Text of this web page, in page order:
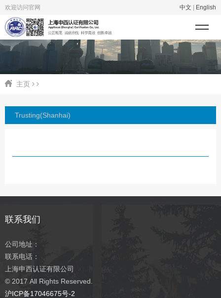
欢迎访问官网 中文 English
主页
Trusting(Shanhai)
联系我们
公司地址：
联系电话：
上海申西认证有限公司
© 2017 All Rights Reserved.
沪ICP备17046675号-2